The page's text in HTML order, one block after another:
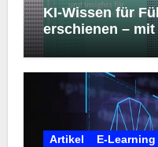
KI-Wissen für
erschienen –
Artikel E-Learning